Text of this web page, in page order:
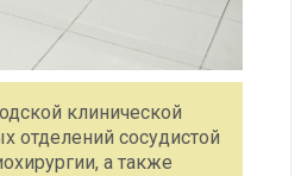
клинической
отделений сосудистой
а также